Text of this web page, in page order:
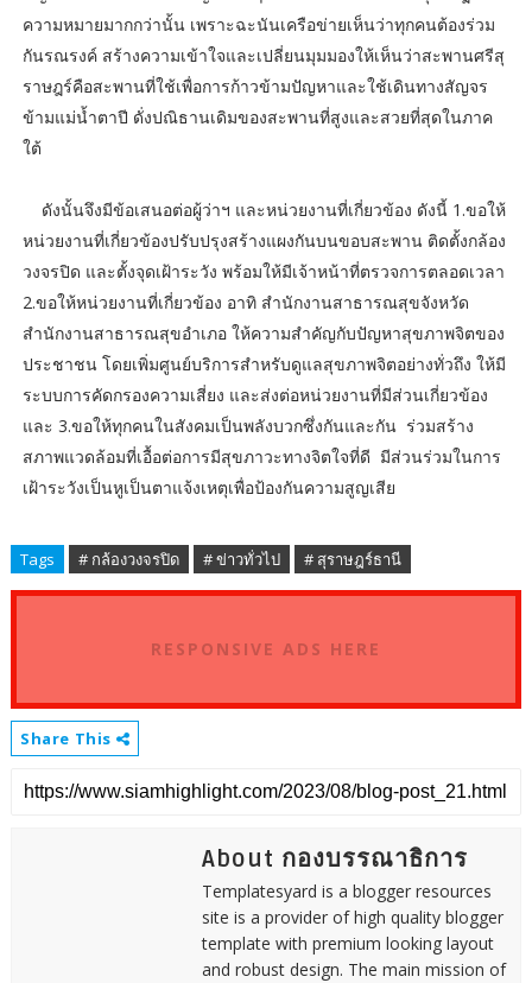
ความหมายมากกว่านั้น เพราะฉะนันเครือข่ายเห็นว่าทุกคนต้องร่วม
กันรณรงค์ สร้างความเข้าใจและเปลี่ยนมุมมองให้เห็นว่าสะพานศรีสุ
ราษฎร์คือสะพานที่ใช้เพื่อการก้าวข้ามปัญหาและใช้เดินทางสัญจร
ข้ามแม่น้ำตาปี ดั่งปณิธานเดิมของสะพานที่สูงและสวยที่สุดในภาค
ใต้
ดังนั้นจึงมีข้อเสนอต่อผู้ว่าฯ และหน่วยงานที่เกี่ยวข้อง ดังนี้ 1.ขอให้
หน่วยงานที่เกี่ยวข้องปรับปรุงสร้างแผงกันบนขอบสะพาน ติดตั้งกล้อง
วงจรปิด และตั้งจุดเฝ้าระวัง พร้อมให้มีเจ้าหน้าที่ตรวจการตลอดเวลา
2.ขอให้หน่วยงานที่เกี่ยวข้อง อาทิ สำนักงานสาธารณสุขจังหวัด
สำนักงานสาธารณสุขอำเภอ ให้ความสำคัญกับปัญหาสุขภาพจิตของ
ประชาชน โดยเพิ่มศูนย์บริการสำหรับดูแลสุขภาพจิตอย่างทั่วถึง ให้มี
ระบบการคัดกรองความเสี่ยง และส่งต่อหน่วยงานที่มีส่วนเกี่ยวข้อง
และ 3.ขอให้ทุกคนในสังคมเป็นพลังบวกซึ่งกันและกัน ร่วมสร้าง
สภาพแวดล้อมที่เอื้อต่อการมีสุขภาวะทางจิตใจที่ดี มีส่วนร่วมในการ
เฝ้าระวังเป็นหูเป็นตาแจ้งเหตุเพื่อป้องกันความสูญเสีย
Tags # กล้องวงจรปิด # ข่าวทั่วไป # สุราษฎร์ธานี
RESPONSIVE ADS HERE
Share This
About กองบรรณาธิการ
Templatesyard is a blogger resources
site is a provider of high quality blogger
template with premium looking layout
and robust design. The main mission of